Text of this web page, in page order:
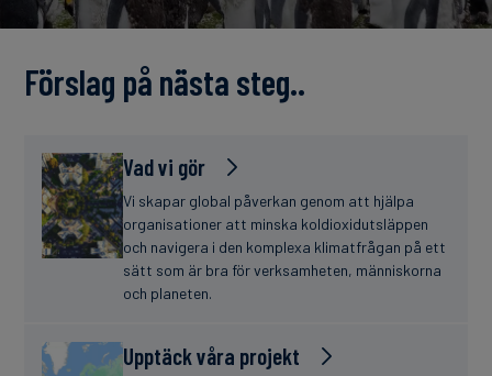
finanser
Förslag på nästa steg..
Vad vi gör
Vi skapar global påverkan genom att hjälpa
organisationer att minska koldioxidutsläppen
och navigera i den komplexa klimatfrågan på ett
sätt som är bra för verksamheten, människorna
och planeten.
Upptäck våra projekt